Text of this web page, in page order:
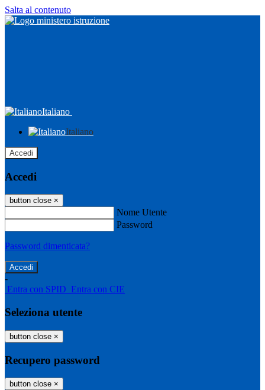
Salta al contenuto
Italiano
Italiano
Accedi
Accedi
button close ×
Nome Utente
Password
Password dimenticata?
-
Entra con SPID Entra con CIE
Seleziona utente
button close ×
Recupero password
button close ×